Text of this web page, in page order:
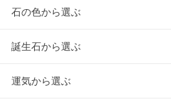
石の色から選ぶ
誕生石から選ぶ
運気から選ぶ